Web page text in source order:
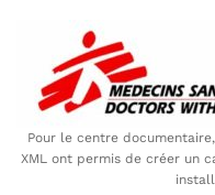
Pour le centre
XML ont permis de créer un